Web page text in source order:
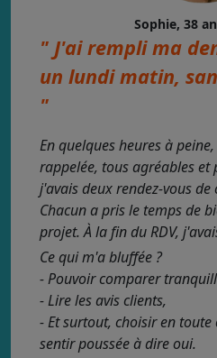
Sophie, 38
" J'ai rempli ma
un lundi matin,
"
En quelques heures à
rappelée, tous agréables et
j'avais deux rendez-vous
Chacun a pris le temps de
projet. À la fin du RDV,
Ce qui m'a bluffée ?
- Pouvoir comparer
- Lire les avis clients,
- Et surtout, choisir en toute
sentir poussée à dire oui.